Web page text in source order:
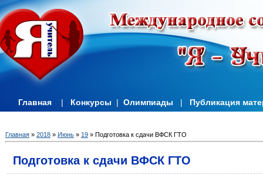
Главная | Конкурсы | Олимпиады | Публикация
Главная » 2018 » Июнь » 19 » Подготовка к сдачи ВФСК ГТО
Подготовка к сдачи ВФСК ГТО